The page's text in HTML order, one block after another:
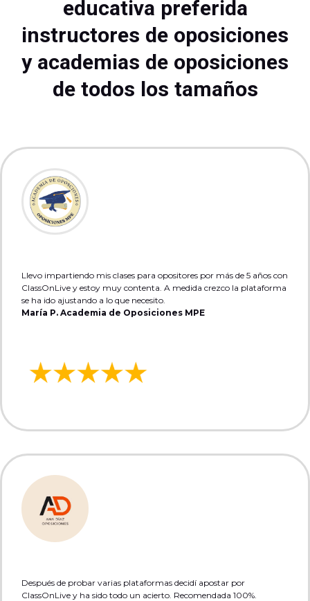
educativa preferida
instructores de oposiciones
y academias de oposiciones
de todos los tamaños
Llevo impartiendo mis clases para opositores por más de 5 años con
ClassOnLive y estoy muy contenta. A medida crezco la plataforma
se ha ido ajustando a lo que necesito.
María P. Academia de Oposiciones MPE
Después de probar varias plataformas decidí apostar por
ClassOnLive y ha sido todo un acierto. Recomendada 100%.